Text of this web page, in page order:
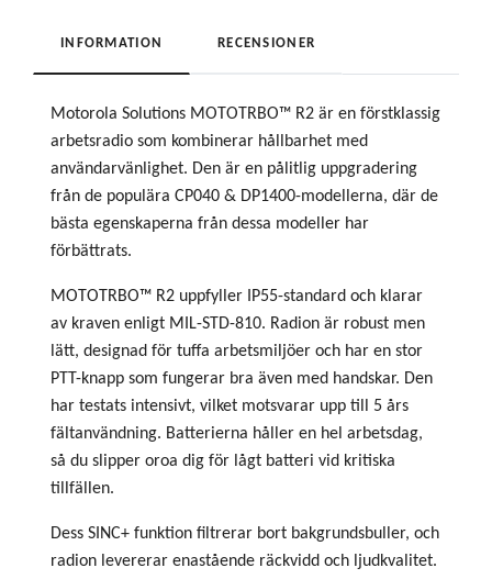
INFORMATION RECENSIONER
Motorola Solutions MOTOTRBO™ R2 är en förstklassig
arbetsradio som kombinerar hållbarhet med
användarvänlighet. Den är en pålitlig uppgradering
från de populära CP040 & DP1400-modellerna, där de
bästa egenskaperna från dessa modeller har
förbättrats.
MOTOTRBO™ R2 uppfyller IP55-standard och klarar
av kraven enligt MIL-STD-810. Radion är robust men
lätt, designad för tuffa arbetsmiljöer och har en stor
PTT-knapp som fungerar bra även med handskar. Den
har testats intensivt, vilket motsvarar upp till 5 års
fältanvändning. Batterierna håller en hel arbetsdag,
så du slipper oroa dig för lågt batteri vid kritiska
tillfällen.
Dess SINC+ funktion filtrerar bort bakgrundsbuller, och
radion levererar enastående räckvidd och ljudkvalitet.